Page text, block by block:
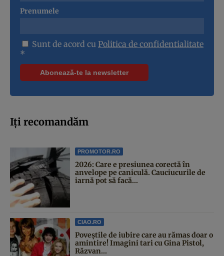
Prenumele
Sunt de acord cu Politica de confidentialitate
*
Iți recomandăm
PROMOTOR.RO
2026: Care e presiunea corectă în
anvelope pe caniculă. Cauciucurile de
iarnă pot să facă...
CIAO.RO
Poveştile de iubire care au rămas doar o
amintire! Imagini tari cu Gina Pistol,
Răzvan...